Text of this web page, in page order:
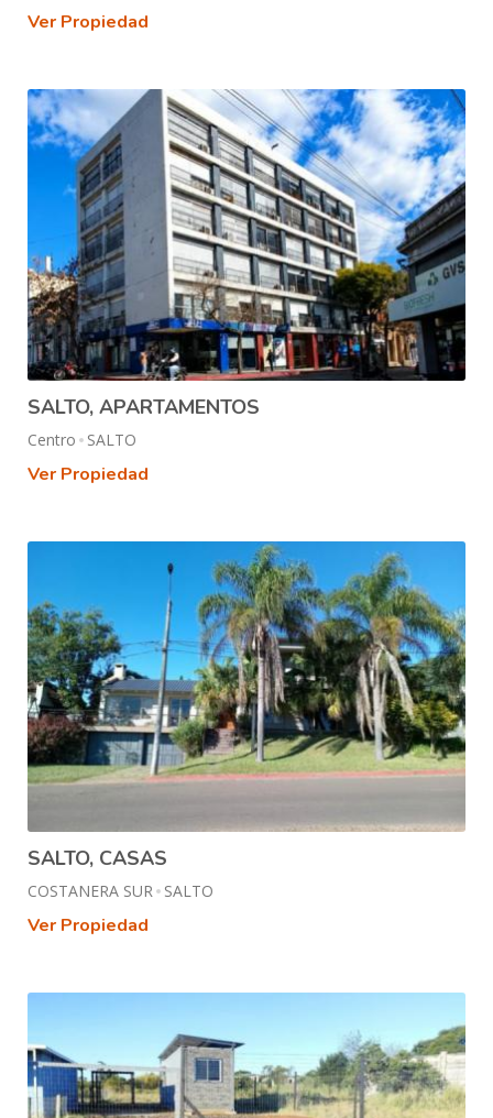
Ver Propiedad
SALTO, APARTAMENTOS
Centro SALTO
Ver Propiedad
SALTO, CASAS
COSTANERA SUR SALTO
Ver Propiedad